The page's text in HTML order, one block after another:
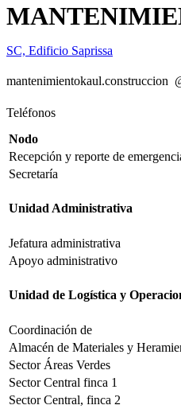
SC, Edificio Saprissa
mantenimientokaul.construccion
Teléfonos
Nodo
Recepción y reporte de
Secretaría
Unidad Administrativa
Jefatura administrativa
Apoyo administrativo
Unidad de Logística y
Coordinación de
Almacén de Materiales y
Sector Áreas Verdes
Sector Central finca 1
Sector Central, finca 2